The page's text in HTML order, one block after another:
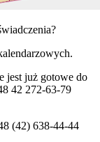
jest już gotowe do
42 272-63-79
(42) 638-44-44